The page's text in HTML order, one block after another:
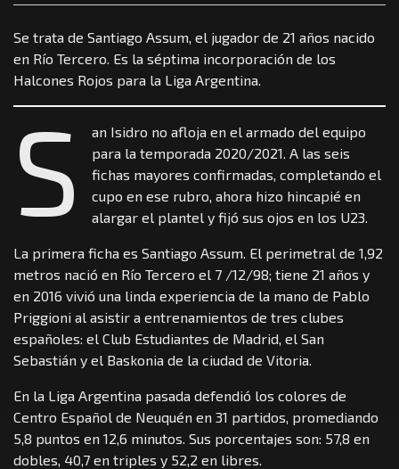
Se trata de Santiago Assum, el jugador de 21 años nacido
en Río Tercero. Es la séptima incorporación de los
Halcones Rojos para la Liga Argentina.
S
an Isidro no afloja en el armado del equipo
para la temporada 2020/2021. A las seis
fichas mayores confirmadas, completando el
cupo en ese rubro, ahora hizo hincapié en
alargar el plantel y fijó sus ojos en los U23.
La primera ficha es Santiago Assum. El perimetral de 1,92
metros nació en Río Tercero el 7 /12/98; tiene 21 años y
en 2016 vivió una linda experiencia de la mano de Pablo
Priggioni al asistir a entrenamientos de tres clubes
españoles: el Club Estudiantes de Madrid, el San
Sebastián y el Baskonia de la ciudad de Vitoria.
En la Liga Argentina pasada defendió los colores de
Centro Español de Neuquén en 31 partidos, promediando
5,8 puntos en 12,6 minutos. Sus porcentajes son: 57,8 en
dobles, 40,7 en triples y 52,2 en libres.